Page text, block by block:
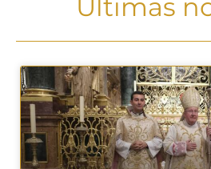
Últimas